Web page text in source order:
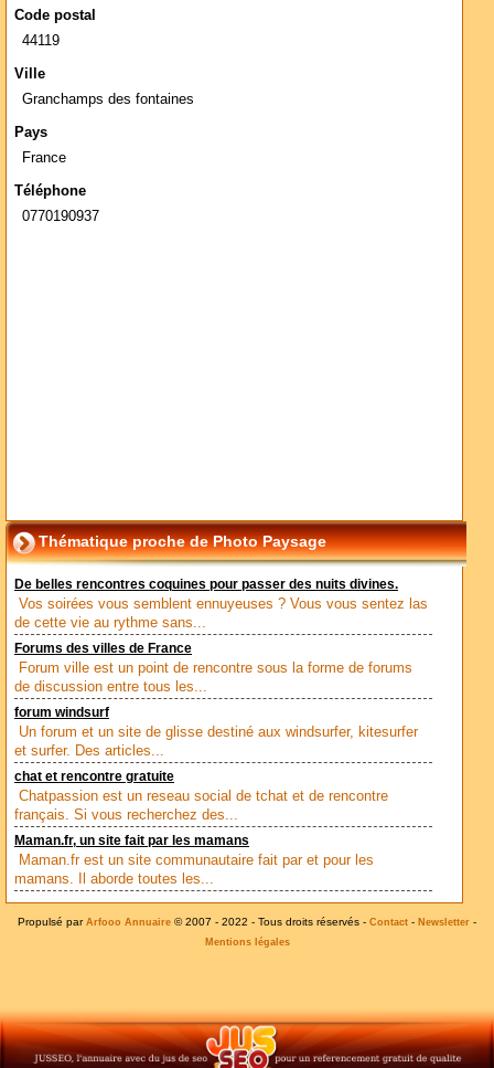
Code postal
44119
Ville
Granchamps des fontaines
Pays
France
Téléphone
0770190937
Thématique proche de Photo Paysage
De belles rencontres coquines pour passer des nuits divines.
Vos soirées vous semblent ennuyeuses ? Vous vous sentez las
de cette vie au rythme sans...
Forums des villes de France
Forum ville est un point de rencontre sous la forme de forums
de discussion entre tous les...
forum windsurf
Un forum et un site de glisse destiné aux windsurfer, kitesurfer
et surfer. Des articles...
chat et rencontre gratuite
Chatpassion est un reseau social de tchat et de rencontre
français. Si vous recherchez des...
Maman.fr, un site fait par les mamans
Maman.fr est un site communautaire fait par et pour les
mamans. Il aborde toutes les...
Propulsé par Arfooo Annuaire © 2007 - 2022 - Tous droits réservés - Contact - Newsletter -
Mentions légales